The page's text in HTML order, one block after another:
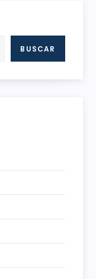
BUSCAR